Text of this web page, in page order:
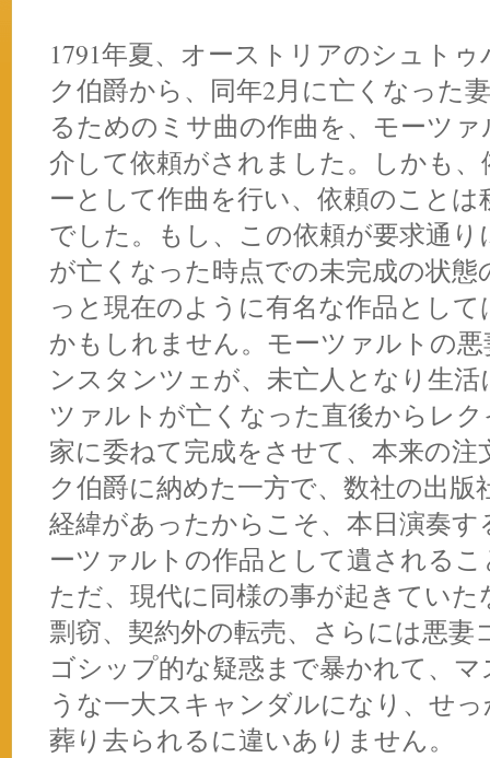
1791年夏、オーストリアのシュト
ク伯爵から、同年2月に亡くなった
るためのミサ曲の作曲を、モーツ
介して依頼がされました。しかも
ーとして作曲を行い、依頼のこと
でした。もし、この依頼が要求通
が亡くなった時点での未完成の状
っと現在のように有名な作品とし
かもしれません。モーツァルトの
ンスタンツェが、未亡人となり生
ツァルトが亡くなった直後からレ
家に委ねて完成をさせて、本来の
ク伯爵に納めた一方で、数社の出
経緯があったからこそ、本日演奏
ーツァルトの作品として遺される
ただ、現代に同様の事が起きてい
剽窃、契約外の転売、さらには悪
ゴシップ的な疑惑まで暴かれて、
うな一大スキャンダルになり、せ
葬り去られるに違いありません。